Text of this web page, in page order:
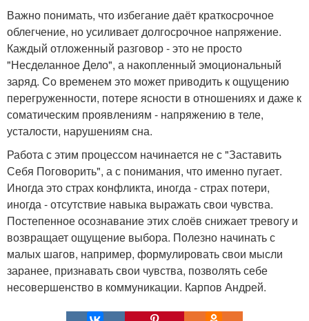
Важно понимать, что избегание даёт краткосрочное
облегчение, но усиливает долгосрочное напряжение.
Каждый отложенный разговор - это не просто
"Несделанное Дело", а накопленный эмоциональный
заряд. Со временем это может приводить к ощущению
перегруженности, потере ясности в отношениях и даже к
соматическим проявлениям - напряжению в теле,
усталости, нарушениям сна.
Работа с этим процессом начинается не с "Заставить
Себя Поговорить", а с понимания, что именно пугает.
Иногда это страх конфликта, иногда - страх потери,
иногда - отсутствие навыка выражать свои чувства.
Постепенное осознавание этих слоёв снижает тревогу и
возвращает ощущение выбора. Полезно начинать с
малых шагов, например, формулировать свои мысли
заранее, признавать свои чувства, позволять себе
несовершенство в коммуникации. Карпов Андрей.